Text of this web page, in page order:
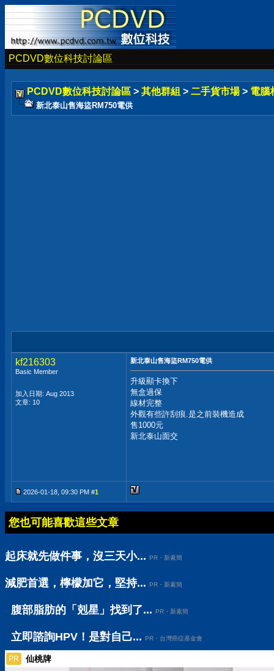
PCDVD數位科技討論區
PCDVD數位科技討論區 > 其他群組 > 二手貨市場 > 電腦
新北泰山售海盜RM750電供
kf216303
Basic Member
加入日期: Aug 2013
文章: 10
新北泰山售海盜RM750電供
升級顯卡換下
無盒過保
線材完整
外觀有些許刮痕.是之前裝機造成
售1000元
新北泰山面交
2026-01-18, 09:30 PM #1
您也可能喜歡這些文章
起床就先做件事，沒三天小... PR・新素簡
減肥首選，檸檬加它，堅持... PR・新素簡
腹部脂肪的「剋星」找到了... PR・新素簡
立即諮詢HPV！是對自己... PR・台灣癌症基金會
PR 仙桃牌